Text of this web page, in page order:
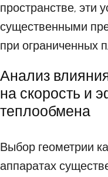
пространстве, эти
существенными
при ограниченных
Анализ
на скорость и
теплообмена
Выбор геометрии
аппаратах